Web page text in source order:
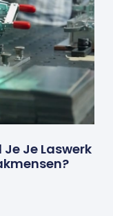
Je Laswerk